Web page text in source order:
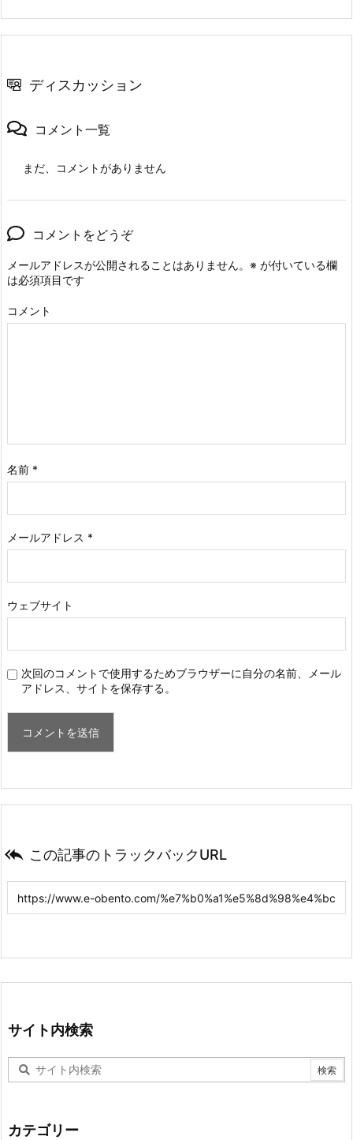
ディスカッション
コメント一覧
まだ、コメントがありません
コメントをどうぞ
メールアドレスが公開されることはありません。 ※ が付いている欄
は必須項目です
コメント
名前 *
メールアドレス *
ウェブサイト
次回のコメントで使用するためブラウザーに自分の名前、メール
アドレス、サイトを保存する。
 この記事のトラックバックURL
サイト内検索
カテゴリー